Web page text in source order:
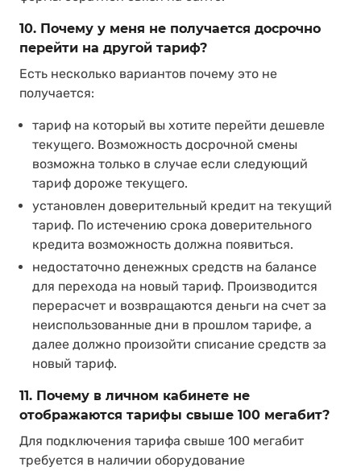
10. Почему у меня не получается досрочно
перейти на другой тариф?
Есть несколько вариантов почему это не
получается:
тариф на который вы хотите перейти дешевле
текущего. Возможность досрочной смены
возможна только в случае если следующий
тариф дороже текущего.
установлен доверительный кредит на текущий
тариф. По истечению срока доверительного
кредита возможность должна появиться.
недостаточно денежных средств на балансе
для перехода на новый тариф. Производится
перерасчет и возвращаются деньги на счет за
неиспользованные дни в прошлом тарифе, а
далее должно произойти списание средств за
новый тариф.
11. Почему в личном кабинете не
отображаются тарифы свыше 100 мегабит?
Для подключения тарифа свыше 100 мегабит
требуется в наличии оборудование